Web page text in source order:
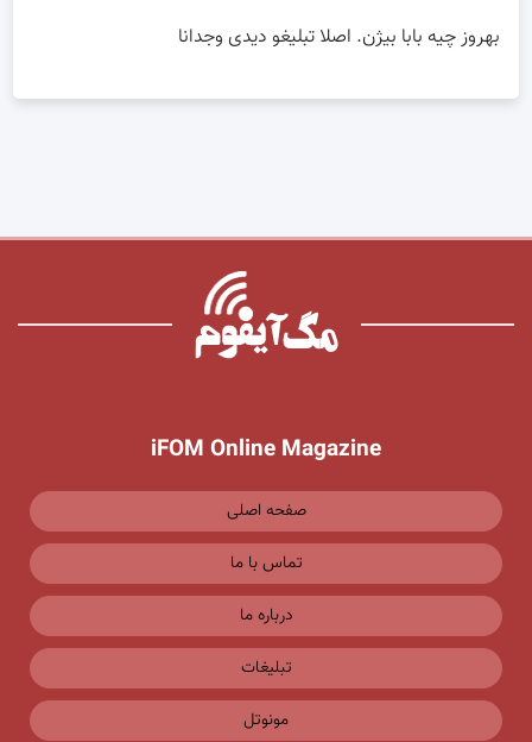
بهروز چیه بابا بیژن. اصلا تبلیغو دیدی وجدانا
iFOM Online Magazine
صفحه اصلی
تماس با ما
درباره ما
تبلیغات
مونوتل